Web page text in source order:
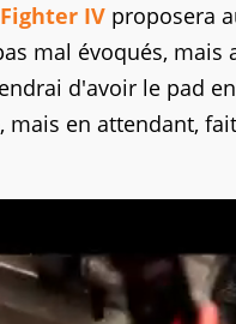
IV proposera
mal évoqués,
d'avoir le pad
en attendant,